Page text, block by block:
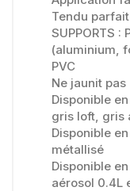
Tendu
SUPPORTS
(aluminium,
PVC
Ne jaunit pas
Disponible
gris loft, gris
Disponible
métallisé
Disponible
aérosol 0.4L